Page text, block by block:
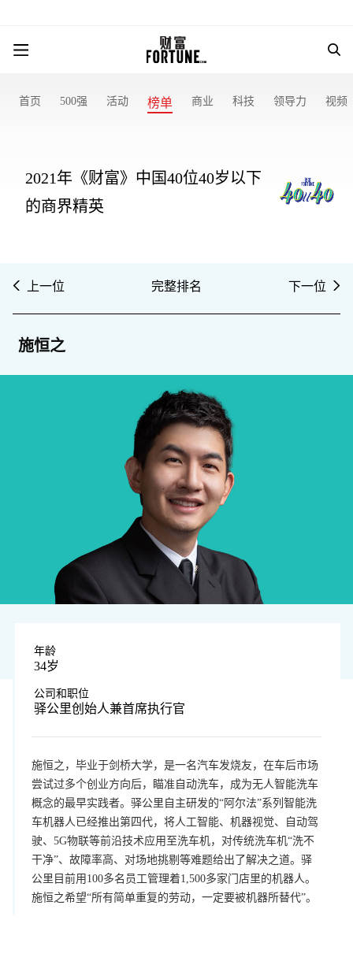
首页 500强 活动 榜单 商业 科技 领导力 视频
2021年《财富》中国40位40岁以下
的商界精英
上一位 完整排名 下一位
施恒之
年龄
34岁
公司和职位
驿公里创始人兼首席执行官
施恒之，毕业于剑桥大学，是一名汽车发烧友，在车后市场
尝试过多个创业方向后，瞄准自动洗车，成为无人智能洗车
概念的最早实践者。驿公里自主研发的“阿尔法”系列智能洗
车机器人已经推出第四代，将人工智能、机器视觉、自动驾
驶、5G物联等前沿技术应用至洗车机，对传统洗车机“洗不
干净”、故障率高、对场地挑剔等难题给出了解决之道。驿
公里目前用100多名员工管理着1,500多家门店里的机器人。
施恒之希望“所有简单重复的劳动，一定要被机器所替代”。